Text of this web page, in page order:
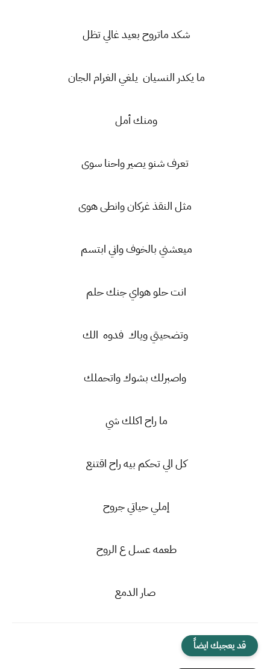
شكد ماتروح بعيد غالي تظل
ما يكدر النسيان يلغي الغرام الجان
ومنك أمل
تعرف شنو يصير واحنا سوى
مثل النقذ غركان وانطى هوى
ميعشني بالخوف واني ابتسم
انت حلو هواي جنك حلم
وتضحيتي وياك فدوه الك
واصبرلك بشوك واتحملك
ما راح اكلك شي
كل الي تحكم بيه راح اقتنع
إملي حياتي جروح
طعمه عسل ع الروح
صار الدمع
قد يعجبك ايضاً